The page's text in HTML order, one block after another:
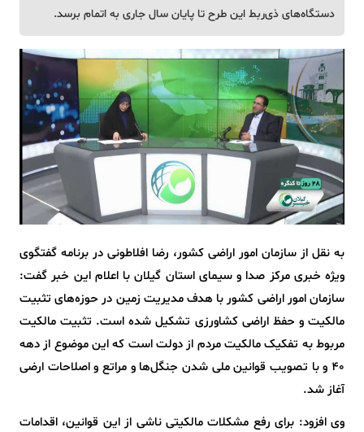
دستگاه‌های ذی‌ربط این طرح تا پایان سال جاری به اتمام برسد.
به نقل از سازمان امور اراضی کشور، رضا افلاطونی در برنامه گفتگوی
ویژه خبری مرکز صدا و سیمای استان گیلان با اعلام این خبر گفت:
سازمان امور اراضی کشور با هدف مدیریت زمین در حوزه‌های تثبیت
مالکیت و حفظ اراضی کشاورزی تشکیل شده است. تثبیت مالکیت
مربوط به تفکیک مالکیت مردم از دولت است که این موضوع از دهه
۴۰ و با تصویب قوانین ملی شدن جنگل‌ها و مراتع و اصلاحات ارضی
آغاز شد.
وی افزود: برای رفع مشکلات مالکیتی ناشی از این قوانین، اقدامات